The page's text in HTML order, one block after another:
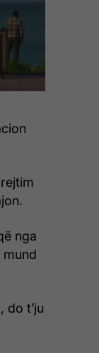
nga
mund
do t’ju